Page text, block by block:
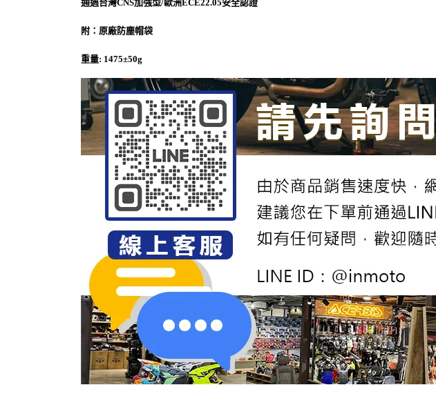
通過台灣CNS加強型/歐洲ECE22.05安全認證
附：原廠防塵帽袋
重量: 1475±50g